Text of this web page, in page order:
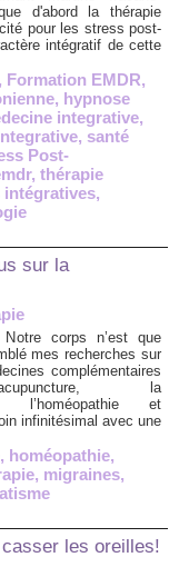
d'abord la thérapie
pour les stress post-
intégratif de cette
, Formation EMDR,
, hypnose
integrative,
, santé
Post-
, thérapie
intégratives,
sur la
corps n’est que
mes recherches sur
complémentaires
la
l’homéopathie et
infinitésimal avec une
, homéopathie,
, migraines,
les oreilles!